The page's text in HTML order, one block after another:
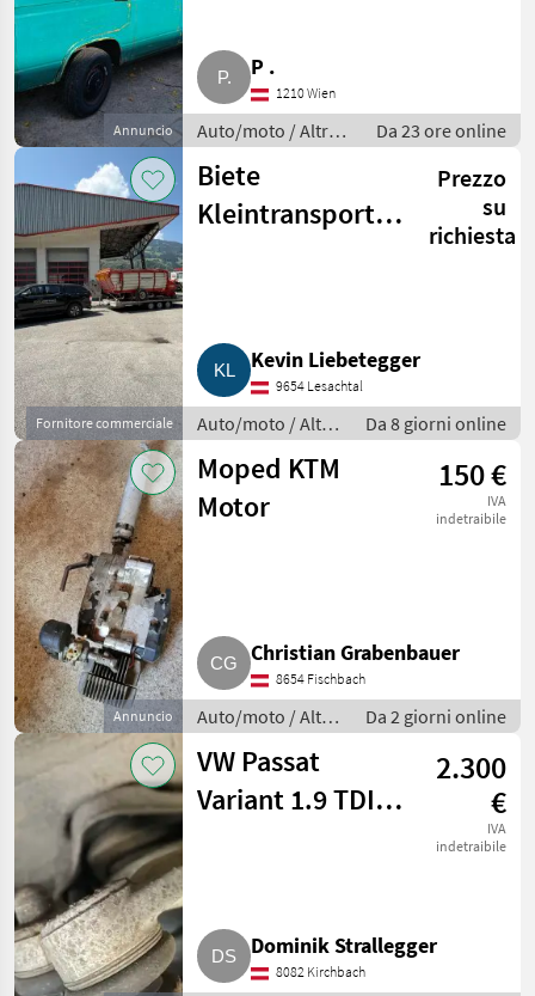
Annuncio
P .
1210 Wien
Auto/moto / Altre
auto e moto
Da 23 ore online
Fornitore commerciale
Biete
Kleintransporte
Prezzo
su
richiesta
Kevin Liebetegger
9654 Lesachtal
Auto/moto / Altre
auto e moto
Da 8 giorni online
Annuncio
Moped KTM
Motor
150 €
IVA
indetraibile
Christian Grabenbauer
8654 Fischbach
Auto/moto / Altre
auto e moto
Da 2 giorni online
VW Passat
Variant 1.9 TDI
2.300
€
IVA
indetraibile
Dominik Strallegger
8082 Kirchbach